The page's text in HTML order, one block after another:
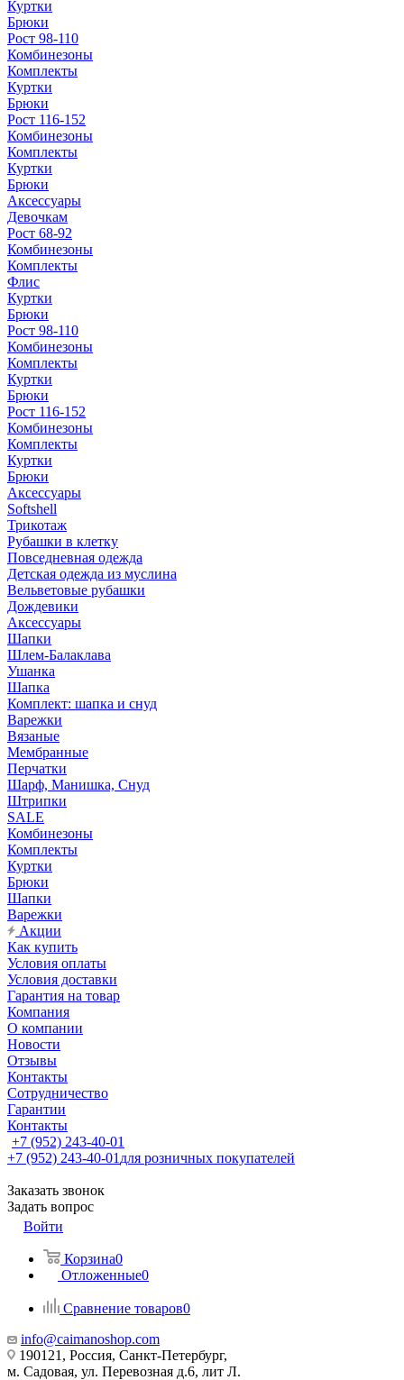
Куртки
Брюки
Рост 98-110
Комбинезоны
Комплекты
Куртки
Брюки
Рост 116-152
Комбинезоны
Комплекты
Куртки
Брюки
Аксессуары
Девочкам
Рост 68-92
Комбинезоны
Комплекты
Флис
Куртки
Брюки
Рост 98-110
Комбинезоны
Комплекты
Куртки
Брюки
Рост 116-152
Комбинезоны
Комплекты
Куртки
Брюки
Аксессуары
Softshell
Трикотаж
Рубашки в клетку
Повседневная одежда
Детская одежда из муслина
Вельветовые рубашки
Дождевики
Аксессуары
Шапки
Шлем-Балаклава
Ушанка
Шапка
Комплект: шапка и снуд
Варежки
Вязаные
Мембранные
Перчатки
Шарф, Манишка, Снуд
Штрипки
SALE
Комбинезоны
Комплекты
Куртки
Брюки
Шапки
Варежки
Акции
Как купить
Условия оплаты
Условия доставки
Гарантия на товар
Компания
О компании
Новости
Отзывы
Контакты
Сотрудничество
Гарантии
Контакты
+7 (952) 243-40-01
+7 (952) 243-40-01 для розничных покупателей
Заказать звонок
Задать вопрос
Войти
Корзина0
Отложенные0
Сравнение товаров0
info@caimanoshop.com
190121, Россия, Санкт-Петербург,
м. Садовая, ул. Перевозная д.6, лит Л.